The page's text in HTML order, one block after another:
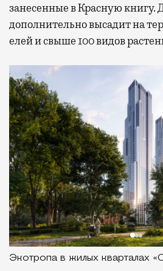
занесенные в Красную книгу.
дополнительно высадит на
елей и свыше 100 видов
Экотропа в жилых кварталах